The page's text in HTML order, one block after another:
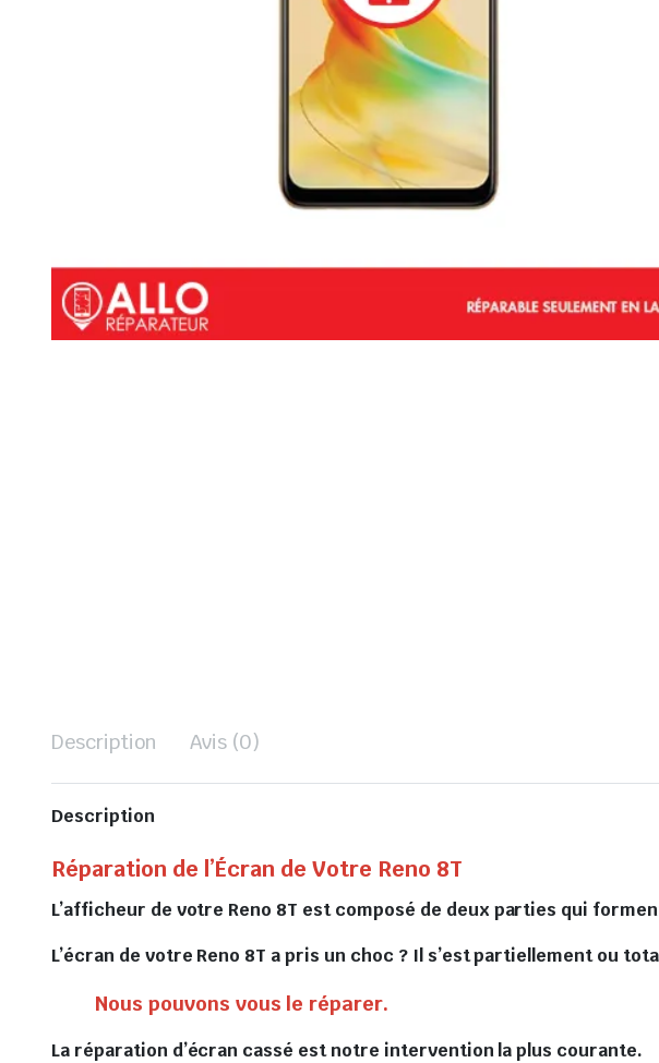
Description Avis (0)
Description
Réparation de l’Écran de Votre Reno 8T
L’afficheur de votre Reno 8T est composé de deux parties qui
L’écran de votre Reno 8T a pris un choc ? Il s’est partiellement ou
Nous pouvons vous le réparer.
La réparation d’écran cassé est notre intervention la plus courante.